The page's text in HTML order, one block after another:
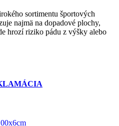
sortimentu športových
najmä na dopadové plochy,
hrozí riziko pádu z výšky alebo